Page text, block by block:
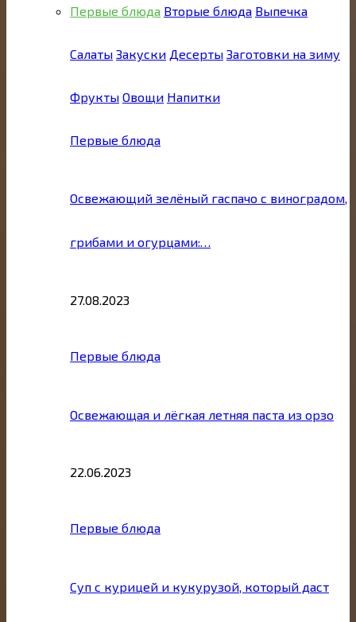
Первые блюда Вторые блюда Выпечка
Салаты Закуски Десерты Заготовки на зиму
Фрукты Овощи Напитки
Первые блюда
Освежающий зелёный гаспачо с виноградом,
грибами и огурцами:…
27.08.2023
Первые блюда
Освежающая и лёгкая летняя паста из орзо
22.06.2023
Первые блюда
Суп с курицей и кукурузой, который даст